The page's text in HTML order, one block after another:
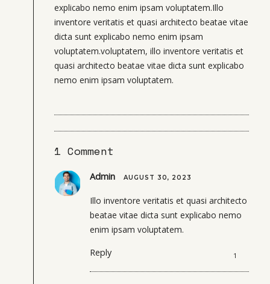
explicabo nemo enim ipsam voluptatem.Illo
inventore veritatis et quasi architecto beatae vitae
dicta sunt explicabo nemo enim ipsam
voluptatem.voluptatem, illo inventore veritatis et
quasi architecto beatae vitae dicta sunt explicabo
nemo enim ipsam voluptatem.
1 Comment
Admin AUGUST 30, 2023
Illo inventore veritatis et quasi architecto
beatae vitae dicta sunt explicabo nemo
enim ipsam voluptatem.
Reply